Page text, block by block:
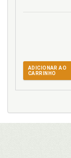
ADICIONAR AO
CARRINHO